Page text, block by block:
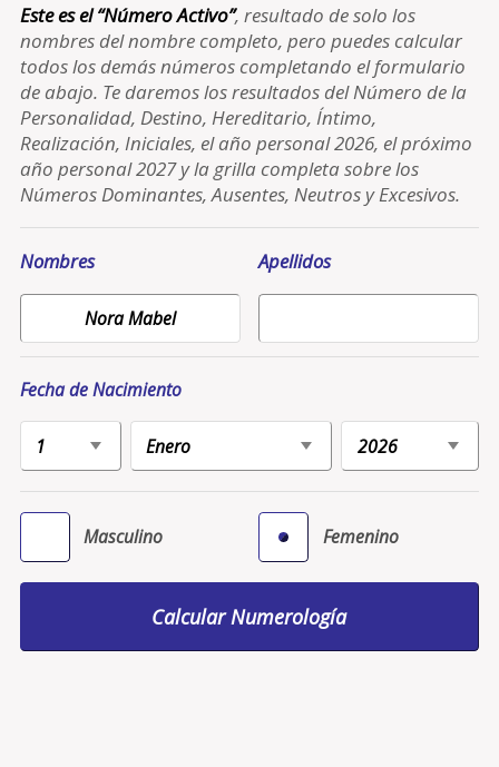
Este es el “Número Activo”, resultado de solo los
nombres del nombre completo, pero puedes calcular
todos los demás números completando el formulario
de abajo. Te daremos los resultados del Número de la
Personalidad, Destino, Hereditario, Íntimo,
Realización, Iniciales, el año personal 2026, el próximo
año personal 2027 y la grilla completa sobre los
Números Dominantes, Ausentes, Neutros y Excesivos.
Nombres Apellidos
Fecha de Nacimiento
Masculino Femenino